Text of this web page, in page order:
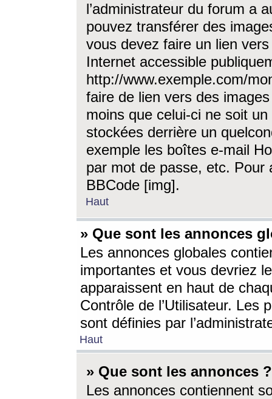
l’administrateur du forum a
pouvez transférer des
vous devez faire un lien
Internet accessible
http://www.exemple.com/
faire de lien vers des
moins que celui-ci ne soit
stockées derrière un
exemple les boîtes e-mail
par mot de passe, etc. Pour
BBCode [img].
Haut
» Que sont les annonces
Les annonces globales
importantes et vous devriez
apparaissent en haut de
Contrôle de l’Utilisateur. Les
sont définies par
Haut
» Que sont les annonces ?
Les annonces contiennent